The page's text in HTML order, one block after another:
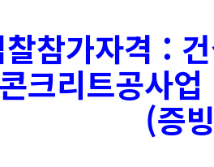
참가자격 :
크리트공사
빙서류